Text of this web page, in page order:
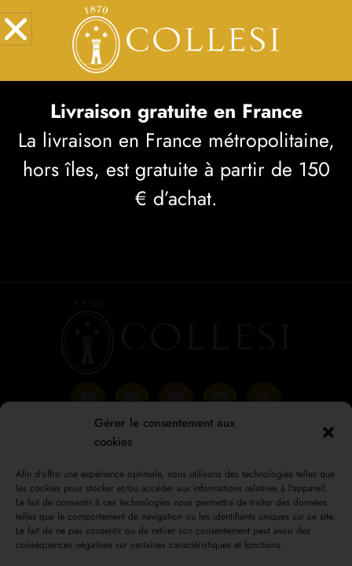
Gérer le consentement aux
cookies
Afin d'offrir une expérience optimale, nous utilisons des technologies telles que
les cookies pour stocker et/ou accéder aux informations relatives à l'appareil.
Le fait de consentir à ces technologies nous permettra de traiter des données
telles que le comportement de navigation ou les identifiants uniques sur ce site.
Le fait de ne pas consentir ou de retirer son consentement peut avoir des
conséquences négatives sur certaines caractéristiques et fonctions.
VERRES À GRAPPA
Verres à grappa -
Vendu uniquement par lot
de 6 verres.
€15,00
Chariot
Boutique
Conditions générales de vente
Politique de confidentialité
Livraison gratuite en France
La livraison en France métropolitaine,
hors îles, est gratuite à partir de 150
€ d’achat.